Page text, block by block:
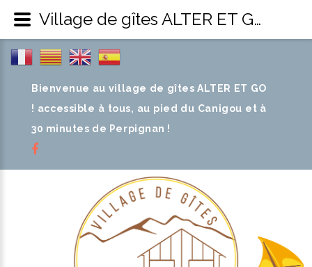
Bienvenue au village de gîtes ALTER ET GO
! accessible à tous, au pied du Canigou et à
30 minutes de Perpignan !
Village de gîtes ALTER ET GO ! - Mentions légales